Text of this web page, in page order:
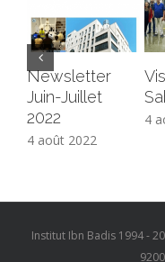
Newsletter
Juin-Juillet
2022
4 août 2022
4
Institut Ibn Badis 1994 -